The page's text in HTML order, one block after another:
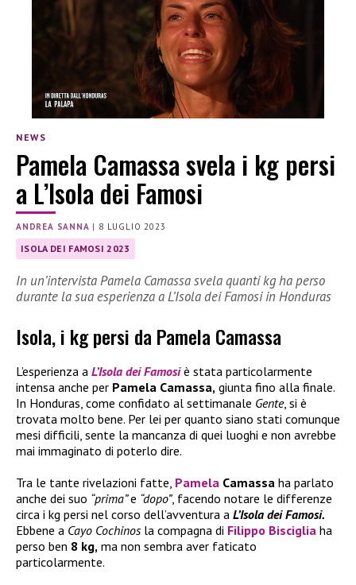
NEWS
Pamela Camassa svela i kg persi
a L’Isola dei Famosi
ANDREA SANNA | 8 LUGLIO 2023
ISOLA DEI FAMOSI 2023
In un’intervista Pamela Camassa svela quanti kg ha perso
durante la sua esperienza a L’Isola dei Famosi in Honduras
Isola, i kg persi da Pamela Camassa
L’esperienza a L’Isola dei Famosi è stata particolarmente
intensa anche per Pamela Camassa, giunta fino alla finale.
In Honduras, come confidato al settimanale Gente, si è
trovata molto bene. Per lei per quanto siano stati comunque
mesi difficili, sente la mancanza di quei luoghi e non avrebbe
mai immaginato di poterlo dire.
Tra le tante rivelazioni fatte, Pamela Camassa ha parlato
anche dei suo “prima”e “dopo”, facendo notare le differenze
circa i kg persi nel corso dell’avventura a L’Isola dei Famosi.
Ebbene a Cayo Cochinosla compagna di Filippo Bisciglia ha
perso ben 8 kg, ma non sembra aver faticato
particolarmente.